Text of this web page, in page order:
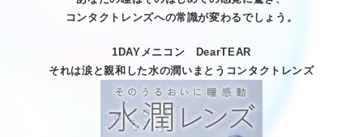
コンタクトレンズへの常識が変わるでしょう。
1DAYメニコン DearTEAR
それは涙と親和した水の潤いまとうコンタクトレンズ